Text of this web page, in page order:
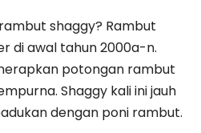
shaggy? Rambut
di awal tahun 2000a-n.
potongan rambut
Shaggy kali ini jauh
dengan poni rambut.